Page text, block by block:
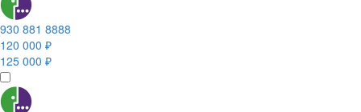
930 881 8888
120 000 ₽
125 000 ₽